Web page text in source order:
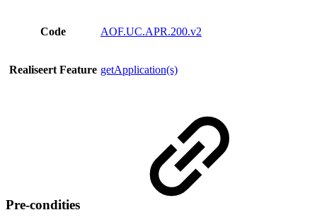
Code AOF.UC.APR.200.v2
Realiseert Feature getApplication(s)
Pre-condities